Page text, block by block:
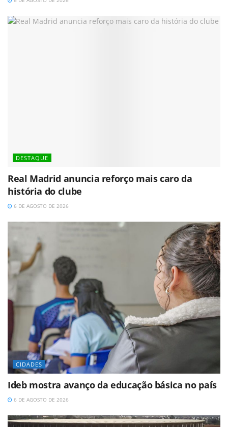
DESTAQUE
Real Madrid anuncia reforço mais caro da
história do clube
6 DE AGOSTO DE 2026
CIDADES
Ideb mostra avanço da educação básica no país
6 DE AGOSTO DE 2026